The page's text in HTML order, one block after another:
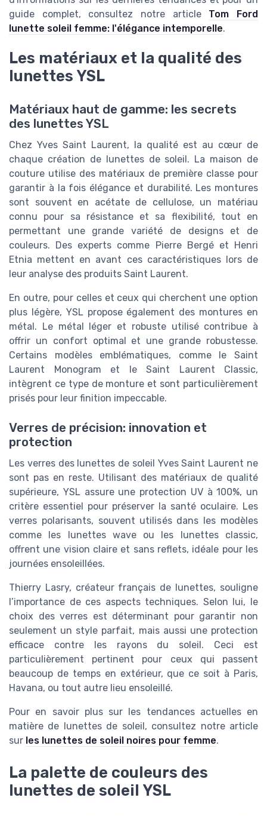
guide complet, consultez notre article Tom Ford
lunette soleil femme: l'élégance intemporelle.
Les matériaux et la qualité des
lunettes YSL
Matériaux haut de gamme: les secrets
des lunettes YSL
Chez Yves Saint Laurent, la qualité est au cœur de
chaque création de lunettes de soleil. La maison de
couture utilise des matériaux de première classe pour
garantir à la fois élégance et durabilité. Les montures
sont souvent en acétate de cellulose, un matériau
connu pour sa résistance et sa flexibilité, tout en
permettant une grande variété de designs et de
couleurs. Des experts comme Pierre Bergé et Henri
Etnia mettent en avant ces caractéristiques lors de
leur analyse des produits Saint Laurent.
En outre, pour celles et ceux qui cherchent une option
plus légère, YSL propose également des montures en
métal. Le métal léger et robuste utilisé contribue à
offrir un confort optimal et une grande robustesse.
Certains modèles emblématiques, comme le Saint
Laurent Monogram et le Saint Laurent Classic,
intègrent ce type de monture et sont particulièrement
prisés pour leur finition impeccable.
Verres de précision: innovation et
protection
Les verres des lunettes de soleil Yves Saint Laurent ne
sont pas en reste. Utilisant des matériaux de qualité
supérieure, YSL assure une protection UV à 100%, un
critère essentiel pour préserver la santé oculaire. Les
verres polarisants, souvent utilisés dans les modèles
comme les lunettes wave ou les lunettes classic,
offrent une vision claire et sans reflets, idéale pour les
journées ensoleillées.
Thierry Lasry, créateur français de lunettes, souligne
l’importance de ces aspects techniques. Selon lui, le
choix des verres est déterminant pour garantir non
seulement un style parfait, mais aussi une protection
efficace contre les rayons du soleil. Ceci est
particulièrement pertinent pour ceux qui passent
beaucoup de temps en extérieur, que ce soit à Paris,
Havana, ou tout autre lieu ensoleillé.
Pour en savoir plus sur les tendances actuelles en
matière de lunettes de soleil, consultez notre article
sur les lunettes de soleil noires pour femme.
La palette de couleurs des
lunettes de soleil YSL